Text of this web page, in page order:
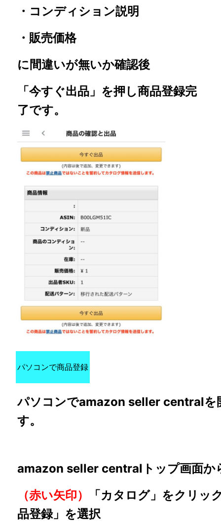
・コンディション説明
・販売価格
に間違いが無いか確認後
「今すぐ出品」を押し商品登録完
了です。
パソコンで商品登録
パソコンでamazon seller centralを
す。
amazon seller centralトップ画面か
（赤い矢印）
「カタログ」をクリッ
品登録」を選択